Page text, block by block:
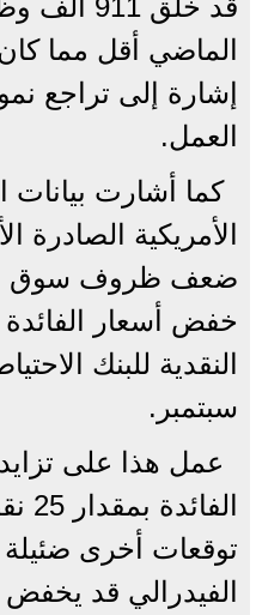
الماضي أقل مما
إشارة إلى تراجع
العمل.
كما أشارت بيانات
الأمريكية الصادرة
ضعف ظروف سوق
خفض أسعار
النقدية للبنك
سبتمبر.
عمل هذا على